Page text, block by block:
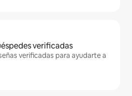
verificadas
verificadas para ayudarte a